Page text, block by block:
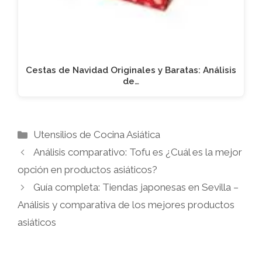
Cestas de Navidad Originales y Baratas: Análisis
de…
Categorías
Utensilios de Cocina Asiática
Análisis comparativo: Tofu es ¿Cuál es la mejor
opción en productos asiáticos?
Guía completa: Tiendas japonesas en Sevilla –
Análisis y comparativa de los mejores productos
asiáticos